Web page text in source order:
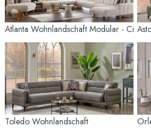
Atlanta Wohnlandschaft Modular -
Toledo Wohnlandschaft